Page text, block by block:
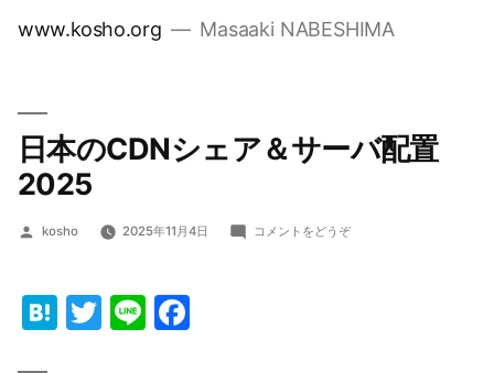
www.kosho.org Masaaki NABESHIMA
日本のCDNシェア＆サーバ配置
2025
投
kosho 2025年11月4日 コメントをどうぞ(日
Hatena
Twitter
Line